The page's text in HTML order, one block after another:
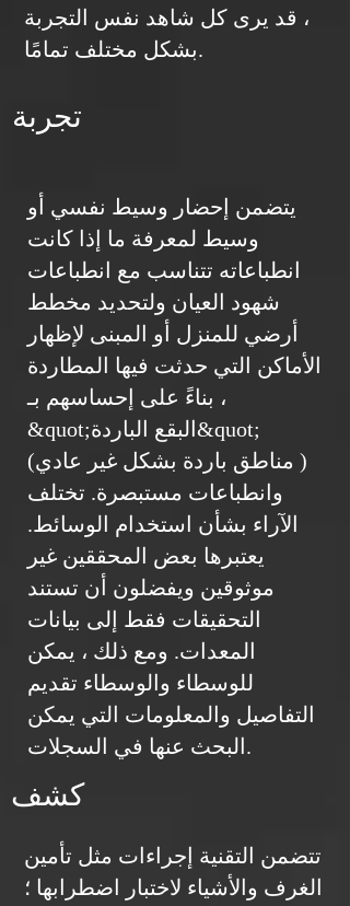
، قد يرى كل شاهد نفس التجربة
بشكل مختلف تمامًا.
تجربة
يتضمن إحضار وسيط نفسي أو
وسيط لمعرفة ما إذا كانت
انطباعاته تتناسب مع انطباعات
شهود العيان ولتحديد مخطط
أرضي للمنزل أو المبنى لإظهار
الأماكن التي حدثت فيها المطاردة
، بناءً على إحساسهم بـ
&quot;البقع الباردة&quot;
(مناطق باردة بشكل غير عادي )
وانطباعات مستبصرة. تختلف
الآراء بشأن استخدام الوسائط.
يعتبرها بعض المحققين غير
موثوقين ويفضلون أن تستند
التحقيقات فقط إلى بيانات
المعدات. ومع ذلك ، يمكن
للوسطاء والوسطاء تقديم
التفاصيل والمعلومات التي يمكن
البحث عنها في السجلات.
كشف
تتضمن التقنية إجراءات مثل تأمين
الغرف والأشياء لاختبار اضطرابها ؛